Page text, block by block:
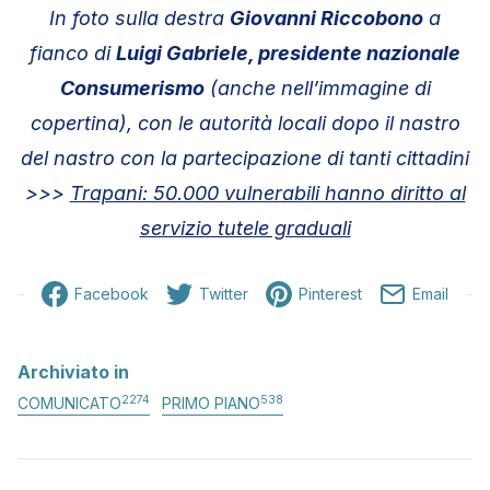
In foto sulla destra Giovanni Riccobono a
fianco diLuigi Gabriele, presidente nazionale
Consumerismo(anche nell’immagine di
copertina), con le autorità locali dopo il nastro
del nastro con la partecipazione di tanti cittadini
>>> Trapani: 50.000 vulnerabili hanno diritto al
servizio tutele graduali
Facebook Twitter Pinterest Email
Archiviato in
COMUNICATO2274 PRIMO PIANO538